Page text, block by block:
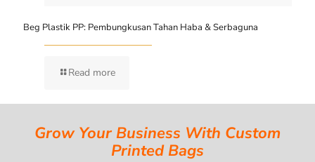
Beg Plastik PP: Pembungkusan Tahan Haba & Serbaguna
Read more
Grow Your Business With Custom
Printed Bags